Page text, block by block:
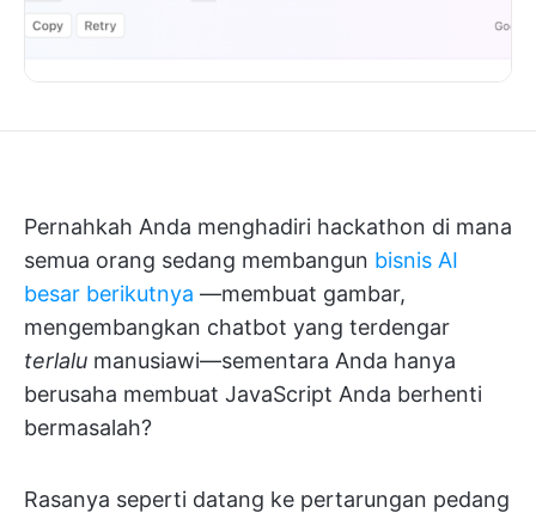
Pernahkah Anda menghadiri hackathon di mana
semua orang sedang membangun bisnis AI
besar berikutnya —membuat gambar,
mengembangkan chatbot yang terdengar
terlalu manusiawi—sementara Anda hanya
berusaha membuat JavaScript Anda berhenti
bermasalah?
Rasanya seperti datang ke pertarungan pedang